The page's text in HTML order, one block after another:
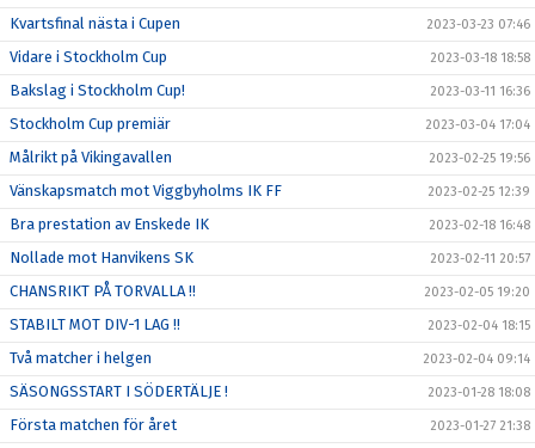
Kvartsfinal nästa i Cupen 2023-03-23 07:46
Vidare i Stockholm Cup 2023-03-18 18:58
Bakslag i Stockholm Cup! 2023-03-11 16:36
Stockholm Cup premiär 2023-03-04 17:04
Målrikt på Vikingavallen 2023-02-25 19:56
Vänskapsmatch mot Viggbyholms IK FF 2023-02-25 12:39
Bra prestation av Enskede IK 2023-02-18 16:48
Nollade mot Hanvikens SK 2023-02-11 20:57
CHANSRIKT PÅ TORVALLA !! 2023-02-05 19:20
STABILT MOT DIV-1 LAG !! 2023-02-04 18:15
Två matcher i helgen 2023-02-04 09:14
SÄSONGSSTART I SÖDERTÄLJE ! 2023-01-28 18:08
Första matchen för året 2023-01-27 21:38